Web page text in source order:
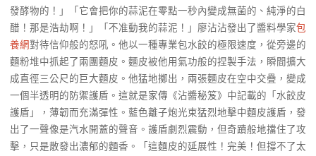
發酵物的！」「它會把你的蒜泥在零點一秒內變成無菌的、純淨的白
醋！那是浩劫啊！」「不准動我的蒜泥！」廖沾沾發出了醬料學家包
養網對待信仰般的怒吼。他以一種專業包水餃的極限速度，從旁邊的
麵粉堆中抓起了兩團麵皮。麵皮被他用氣功般的捏製手法，瞬間擴大
成直徑三公尺的巨大麵皮。他猛地擲出，兩張麵皮在空中交疊，變成
一個半透明的防禦護盾。這就是家傳《沾醬秘笈》中記載的「水餃皮
護盾」，薄韌而充滿彈性。藍色離子炮光束猛烈地擊中麵皮護盾，發
出了一聲像是汽水開蓋的聲音。護盾劇烈震動，但奇蹟般地擋住了攻
擊，只是散發出濃郁的麵香。「這麵皮的延展性！完美！但撐不了太